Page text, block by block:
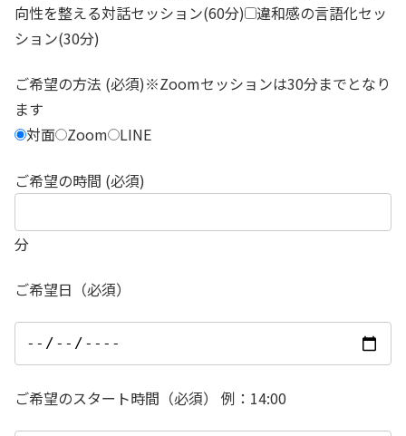
向性を整える対話セッション(60分) 違和感の言語化セッ
ション(30分)
ご希望の方法 (必須)※Zoomセッションは30分までとなり
ます
対面 Zoom LINE
ご希望の時間 (必須)
分
ご希望日（必須）
ご希望のスタート時間（必須） 例：14:00